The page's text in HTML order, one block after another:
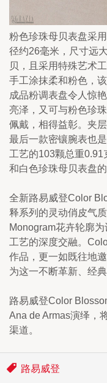
粉色珍珠母贝表盘采
径约26毫米，尺寸远
贝，且采用特殊艺术
手工涂抹柔和粉色，
成品粉调表盘令人惊
亮泽，又可与粉色珍
佩戴，相得益彰。夹
最后一款密镶腕表也
工艺的103颗总重
和白色珍珠母贝表盘
全新路易威登Color
释系列的灵动俏皮气
Monogram花卉轮廓
工艺的深度交融。
作品，更一如既往地
为这一不断革新、经
路易威登Color
Ana de Armas演绎，
渠道。
路易威登